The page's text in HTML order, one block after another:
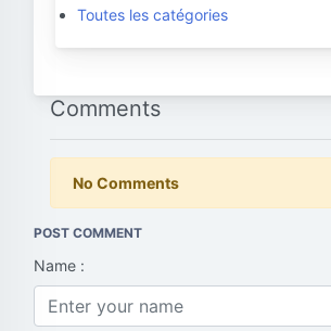
Toutes les catégories
Comments
No Comments
POST COMMENT
Name :